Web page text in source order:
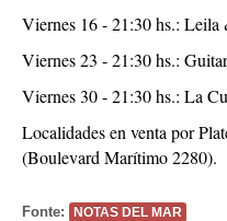
Viernes 16 - 21:30 hs.: Leila
Viernes 23 - 21:30 hs.:
Viernes 30 - 21:30 hs.: La
Localidades en venta por
(Boulevard Marítimo 2280).
Fonte: NOTAS DEL MAR